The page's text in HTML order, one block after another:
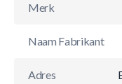
Merk
Naam Fabrikant
Adres